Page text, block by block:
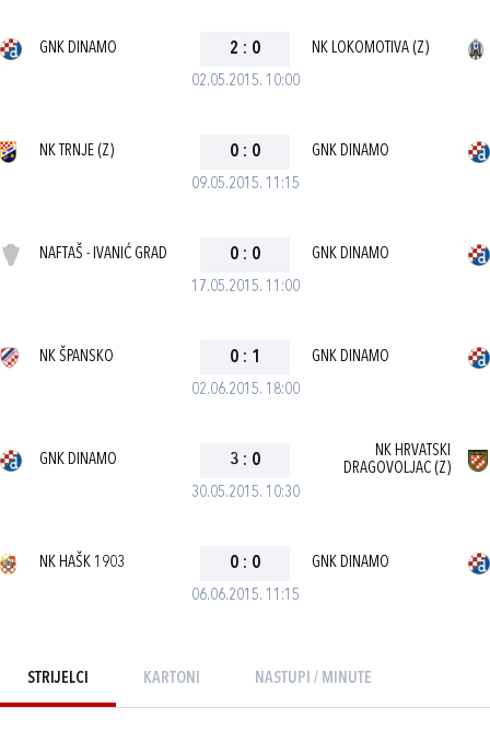
02.05.2015. 10:00
GNK DINAMO 2 : 0 NK LOKOMOTIVA (Z)
09.05.2015. 11:15
NK TRNJE (Z) 0 : 0 GNK DINAMO
17.05.2015. 11:00
NAFTAŠ - IVANIĆ GRAD 0 : 0 GNK DINAMO
02.06.2015. 18:00
NK ŠPANSKO 0 : 1 GNK DINAMO
30.05.2015. 10:30
GNK DINAMO 3 : 0
NK HRVATSKI
DRAGOVOLJAC (Z)
06.06.2015. 11:15
NK HAŠK 1903 0 : 0 GNK DINAMO
STRIJELCI KARTONI NASTUPI / MINUTE